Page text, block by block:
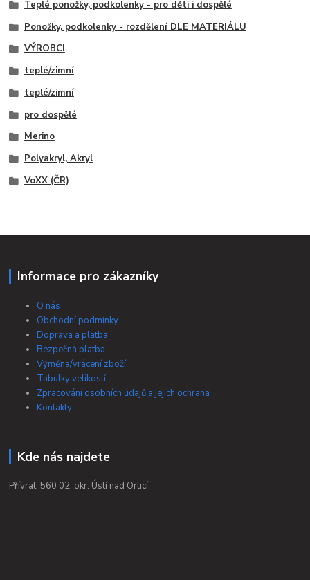
Teplé ponožky, podkolenky - pro děti i dospělé
Ponožky, podkolenky - rozdělení DLE MATERIÁLU
VÝROBCI
teplé/zimní
teplé/zimní
pro dospělé
Merino
Polyakryl, Akryl
VoXX (ČR)
Informace pro zákazníky
O nás
Obchodní podmínky
Doprava a platba
Bezpečná platba
Výměna/vrácení zboží
Tabulky velikostí
Zpracování osobních údajů a jejich ochrana
Kontakty
Kde nás najdete
Přívrat, 560 02, okr. Ústí nad Orlicí